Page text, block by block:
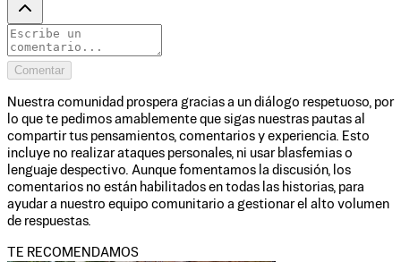
Comentar
Nuestra comunidad prospera gracias a un diálogo respetuoso, por
lo que te pedimos amablemente que sigas nuestras pautas al
compartir tus pensamientos, comentarios y experiencia. Esto
incluye no realizar ataques personales, ni usar blasfemias o
lenguaje despectivo. Aunque fomentamos la discusión, los
comentarios no están habilitados en todas las historias, para
ayudar a nuestro equipo comunitario a gestionar el alto volumen
de respuestas.
TE RECOMENDAMOS